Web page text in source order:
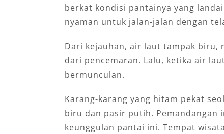
berkat kondisi pantainya yang
nyaman untuk jalan-jalan dengan
Dari kejauhan, air laut tampak biru,
dari pencemaran. Lalu, ketika air
bermunculan.
Karang-karang yang hitam pekat
biru dan pasir putih. Pemandangan
keunggulan pantai ini. Tempat